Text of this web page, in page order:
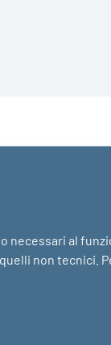
necessari al
non tecnici.